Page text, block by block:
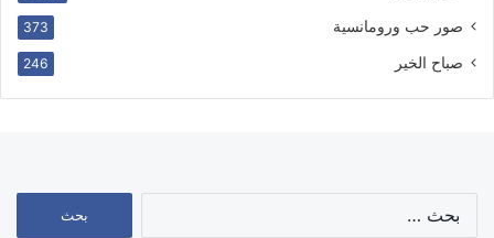
صور حب ورومانسية 373
صباح الخير 246